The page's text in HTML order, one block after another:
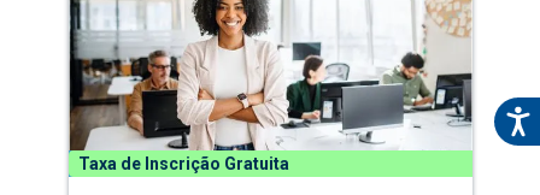
Taxa de Inscrição Gratuita